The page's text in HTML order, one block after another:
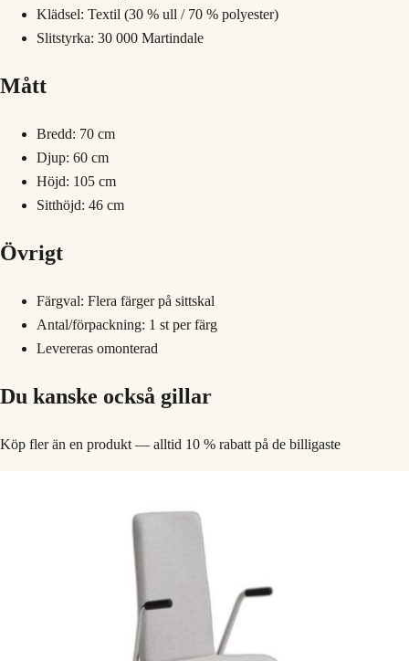
Klädsel: Textil (30 % ull / 70 % polyester)
Slitstyrka: 30 000 Martindale
Mått
Bredd: 70 cm
Djup: 60 cm
Höjd: 105 cm
Sitthöjd: 46 cm
Övrigt
Färgval: Flera färger på sittskal
Antal/förpackning: 1 st per färg
Levereras omonterad
Du kanske också gillar
Köp fler än en produkt — alltid 10 % rabatt på de billigaste